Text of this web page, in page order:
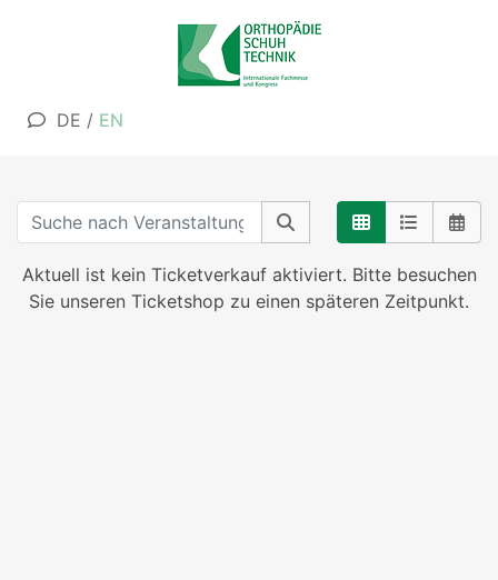
DE / EN
Aktuell ist kein Ticketverkauf aktiviert. Bitte besuchen
Sie unseren Ticketshop zu einen späteren Zeitpunkt.